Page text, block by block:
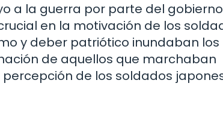
a la guerra por parte del gobierno
en la motivación de los
y deber patriótico inundaban los
de aquellos que marchaban
de los soldados